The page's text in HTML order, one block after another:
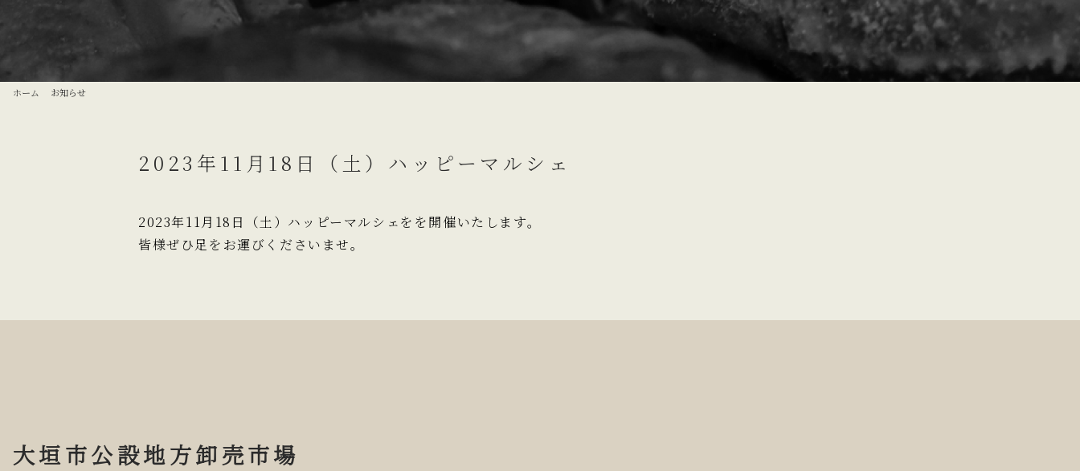
ホーム お知らせ
2023年11月18日（土）ハッピーマルシェ
2023年11月18日（土）ハッピーマルシェをを開催いたします。
皆様ぜひ足をお運びくださいませ。
大垣市公設地方卸売市場